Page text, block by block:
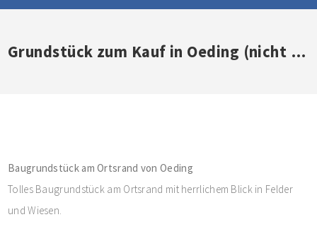
Grundstück zum Kauf in Oeding (nicht mehr verfügbar)
Baugrundstück am Ortsrand von Oeding
Tolles Baugrundstück am Ortsrand mit herrlichem Blick in Felder
und Wiesen.